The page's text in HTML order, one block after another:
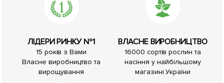
ЛІДЕРИ РИНКУ №1
15 років з Вами
Власне виробництво та
вирощування
ВЛАСНЕ ВИРОБНИЦТВО
16000 сортів рослин та
насіння у найбільшому
магазині України